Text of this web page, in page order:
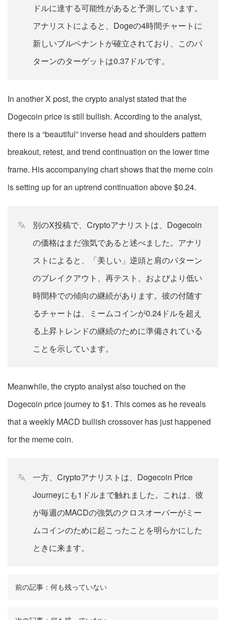
ドルに達する可能性があると予測しています。
アナリストによると、Dogeの4時間チャートに
新しいブルペナントが確立されており、このパ
ターンのターゲットは0.37ドルです。
In another X post, the crypto analyst stated that the
Dogecoin price is still bullish. According to the analyst,
there is a “beautiful” inverse head and shoulders pattern
breakout, retest, and trend continuation on the lower time
frame. His accompanying chart shows that the meme coin
is setting up for an uptrend continuation above $0.24.
別のX投稿で、Cryptoアナリストは、Dogecoin
の価格はまだ強気であると述べました。アナリ
ストによると、「美しい」逆頭と肩のパターン
のブレイクアウト、再テスト、およびより低い
時間枠での傾向の継続があります。彼の付随す
るチャートは、ミームコインが0.24ドルを超え
る上昇トレンドの継続のために準備されている
ことを示しています。
Meanwhile, the crypto analyst also touched on the
Dogecoin price journey to $1. This comes as he reveals
that a weekly MACD bullish crossover has just happened
for the meme coin.
一方、Cryptoアナリストは、Dogecoin Price
Journeyにも1ドルまで触れました。これは、彼
が毎週のMACDの強気のクロスオーバーがミー
ムコインのために起こったことを明らかにした
ときに来ます。
前の記事：何も残っていない